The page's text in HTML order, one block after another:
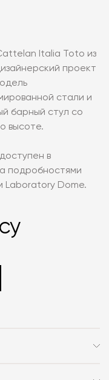
Italia Toto из
проект
стали и
барный стул со
высоте.
в
подробностями
Laboratory Dome.